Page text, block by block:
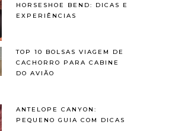
HORSESHOE BEND: DICAS E
EXPERIÊNCIAS
TOP 10 BOLSAS VIAGEM DE
CACHORRO PARA CABINE
DO AVIÃO
ANTELOPE CANYON:
PEQUENO GUIA COM DICAS